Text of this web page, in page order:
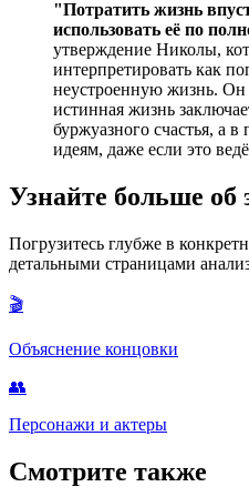
"Потратить жизнь
использовать её по
утверждение Николы,
интерпретировать как
неустроенную жизнь. Он
истинная жизнь
буржуазного счастья, а
идеям, даже если это
Узнайте больше об
Погрузитесь глубже в
детальными страницами
🎬
Объяснение концовки
👥
Персонажи и актеры
Смотрите также